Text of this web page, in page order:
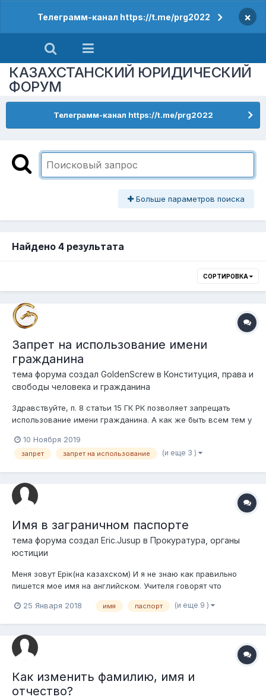
Телеграмм-канал https://t.me/prg2022 ×
КАЗАХСТАНСКИЙ ЮРИДИЧЕСКИЙ
ФОРУМ
Телеграмм-канал https://t.me/prg2022
Больше параметров поиска
Найдено 4 результата
СОРТИРОВКА
Запрет на использование имени
гражданина
тема форума создал GoldenScrew в Конституция, права и
свободы человека и гражданина
Здравствуйте, п. 8 статьи 15 ГК РК позволяет запрещать
использование имени гражданина. А как же быть всем тем у
первому присвоили тот и использует или как? :)
10 Ноября 2019
запрет запрет на использование (и еще 3 )
Имя в заграничном паспорте
тема форума создал Eric.Jusup в Прокуратура, органы
юстиции
Меня зовут Ерiк(на казахском) И я не знаю как правильно
пишется мое имя на английском. Учителя говорят что
В переводчиках транслит Erik. А в некоторых статьях
пишутся так...
25 Января 2018 имя паспорт (и еще 9 )
Как изменить фамилию, имя и
отчество?